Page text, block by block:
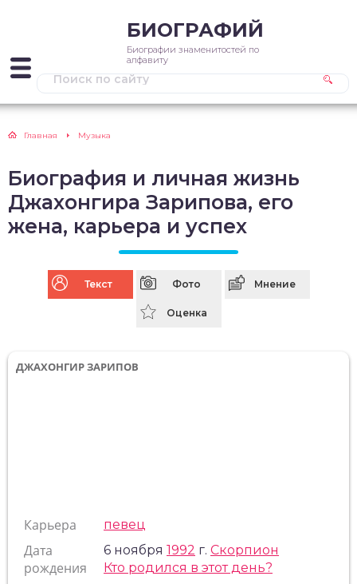
БИОГРАФИЙ
Биографии знаменитостей по
алфавиту
Главная Музыка
Биография и личная жизнь
Джахонгира Зарипова, его
жена, карьера и успех
Текст Фото Мнение
Оценка
ДЖАХОНГИР ЗАРИПОВ
Карьера певец
Дата
рождения
6 ноября 1992 г. Скорпион
Кто родился в этот день?